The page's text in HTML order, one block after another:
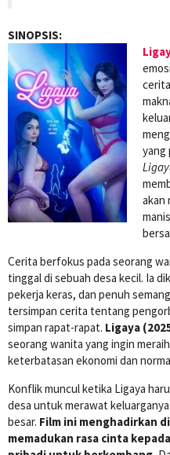
SINOPSIS:
yang
akan
Cerita berfokus pada seorang
tinggal di sebuah desa kecil. Ia
pekerja keras, dan penuh
tersimpan cerita tentang
simpan rapat-rapat. Ligaya
seorang wanita yang ingin
keterbatasan ekonomi dan
Konflik muncul ketika Ligaya
desa untuk merawat
besar. Film ini menghadirkan
memadukan rasa cinta